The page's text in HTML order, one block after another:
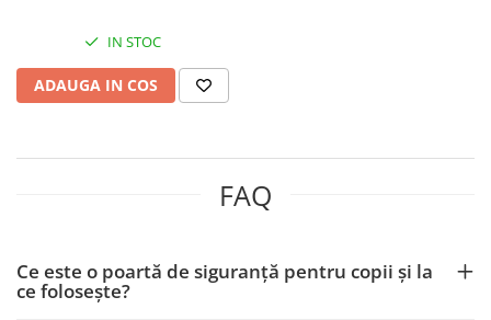
IN STOC
ADAUGA IN COS
FAQ
Ce este o poartă de siguranță pentru copii și la
ce folosește?